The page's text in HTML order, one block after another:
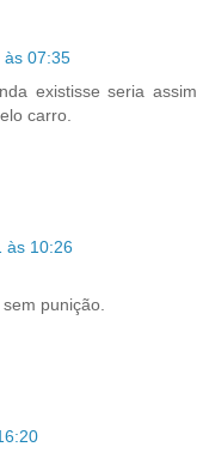
às 07:35
existisse seria assim
carro.
às 10:26
punição.